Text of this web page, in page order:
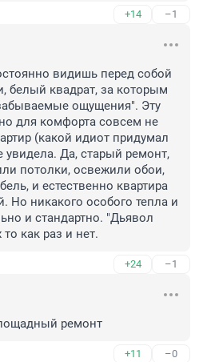
+14 –1
видишь перед собой
белый квадрат, за которым
ощущения". Эту
для комфорта совсем не
(какой идиот придумал
увидела. Да, старый ремонт,
потолки, освежили обои,
и естественно квартира
Но никакого особого тепла и
и стандартно. "Дьявол
то как раз и нет.
+24 –1
ремонт
+11 –0